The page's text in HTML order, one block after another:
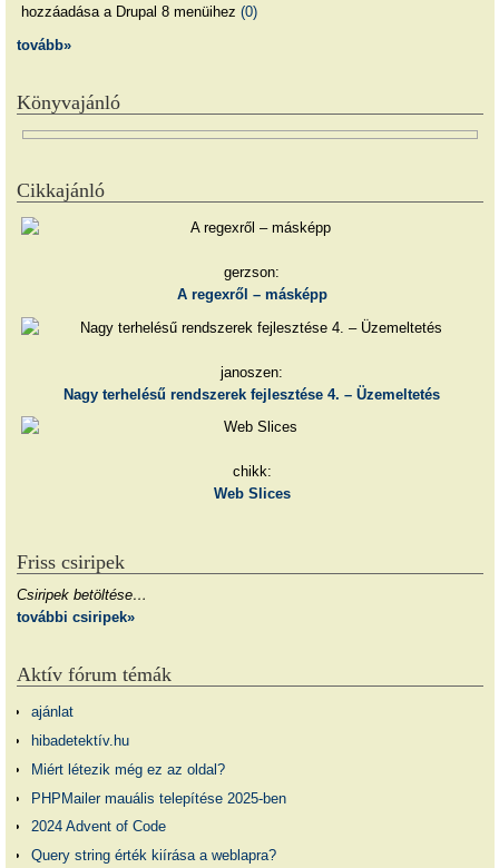
hozzáadása a Drupal 8 menüihez (0)
tovább»
Könyvajánló
Cikkajánló
gerzson:
A regexről – másképp
janoszen:
Nagy terhelésű rendszerek fejlesztése 4. – Üzemeltetés
chikk:
Web Slices
Friss csiripek
Csiripek betöltése…
további csiripek»
Aktív fórum témák
ajánlat
hibadetektív.hu
Miért létezik még ez az oldal?
PHPMailer mauális telepítése 2025-ben
2024 Advent of Code
Query string érték kiírása a weblapra?